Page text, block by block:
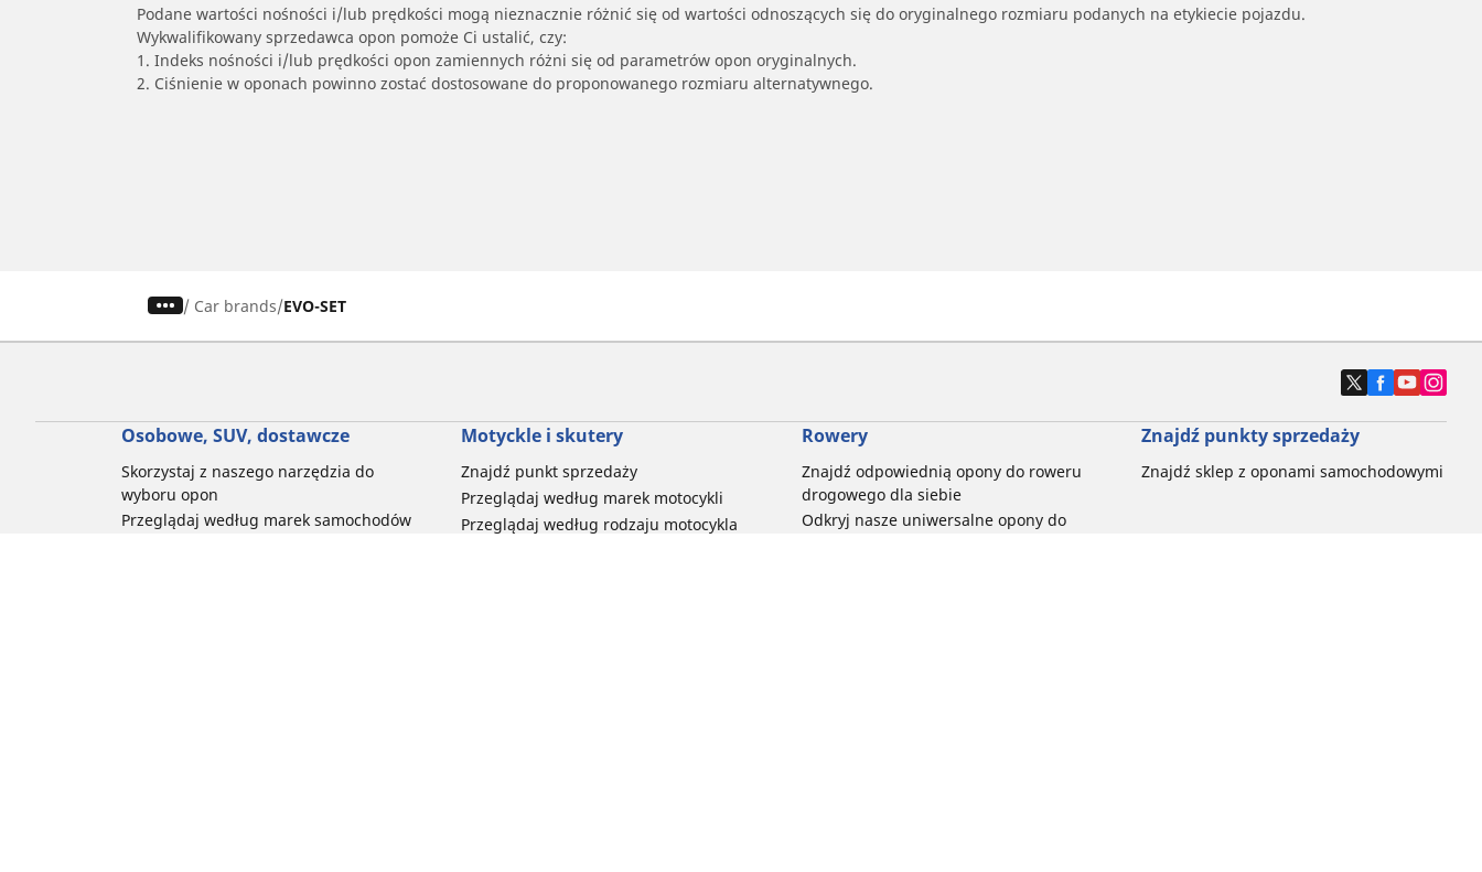
Podane wartości nośności i/lub prędkości mogą nieznacznie różnić się od wartości odnoszących się do oryginalnego rozmiaru podanych na etykiecie pojazdu.
Wykwalifikowany sprzedawca opon pomoże Ci ustalić, czy:
1. Indeks nośności i/lub prędkości opon zamiennych różni się od parametrów opon oryginalnych.
2. Ciśnienie w oponach powinno zostać dostosowane do proponowanego rozmiaru alternatywnego.
/ Car brands EVO-SET
Osobowe, SUV, dostawcze
Skorzystaj z naszego narzędzia do
wyboru opon
Przeglądaj według marek samochodów
Motyckle i skutery
Znajdź punkt sprzedaży
Przeglądaj według marek motocykli
Przeglądaj według rodzaju motocykla
Rowery
Znajdź odpowiednią opony do roweru
drogowego dla siebie
Odkryj nasze uniwersalne opony do
Znajdź punkty sprzedaży
Znajdź sklep z oponami samochodowymi